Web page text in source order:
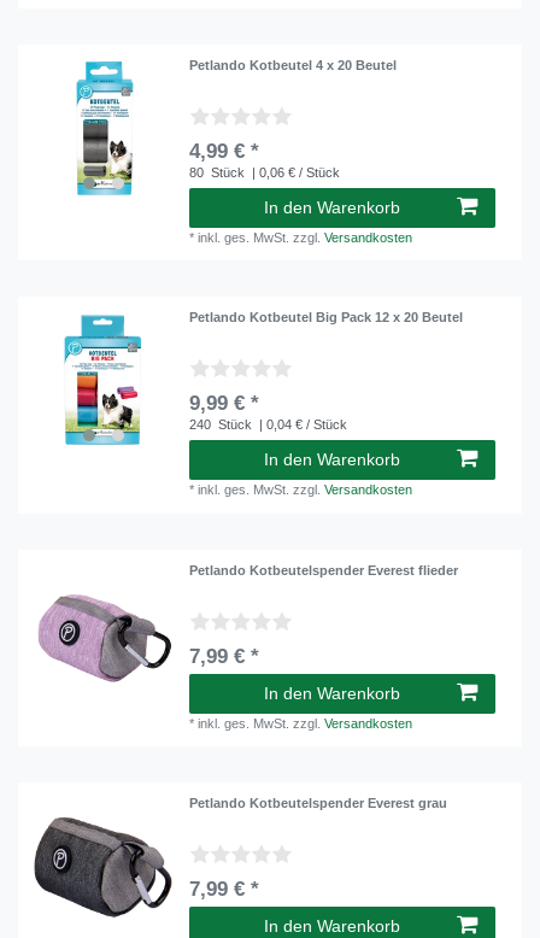
Petlando Kotbeutel 4 x 20 Beutel
4,99 € *
80 Stück | 0,06 € / Stück
In den Warenkorb
*inkl. ges. MwSt. zzgl.Versandkosten
Petlando Kotbeutel Big Pack 12 x 20 Beutel
9,99 € *
240 Stück | 0,04 € / Stück
In den Warenkorb
*inkl. ges. MwSt. zzgl.Versandkosten
Petlando Kotbeutelspender Everest flieder
7,99 € *
In den Warenkorb
*inkl. ges. MwSt. zzgl.Versandkosten
Petlando Kotbeutelspender Everest grau
7,99 € *
In den Warenkorb